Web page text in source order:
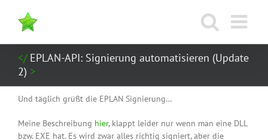
Inhalt
springen
EPLAN-API: Signierung automatisieren (Update
2)
Und täglich grüßt die EPLAN Signierung…
Meine Beschreibung hier, klappt leider nur wenn man eine DLL
bzw. EXE hat. Es wird zwar alles richtig signiert, aber die